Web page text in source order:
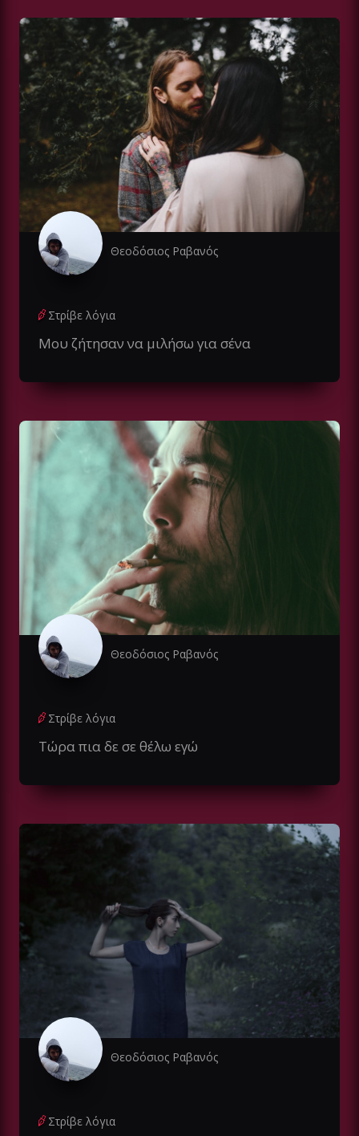
Θεοδόσιος Ραβανός
Στρίβε λόγια
Μου ζήτησαν να μιλήσω για σένα
Θεοδόσιος Ραβανός
Στρίβε λόγια
Τώρα πια δε σε θέλω εγώ
Θεοδόσιος Ραβανός
Στρίβε λόγια